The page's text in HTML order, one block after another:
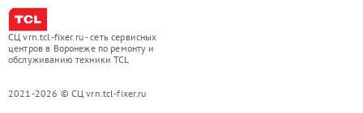
СЦ vrn.tcl-fixer.ru - сеть сервисных
центров в Воронеже по ремонту и
обслуживанию техники TCL
2021-2026 © СЦ vrn.tcl-fixer.ru